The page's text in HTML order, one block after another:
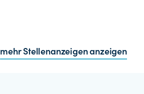
mehr Stellenanzeigen anzeigen